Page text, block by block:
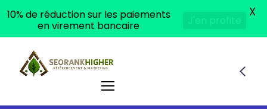
10% de réduction sur les paiements
en virement bancaire
X